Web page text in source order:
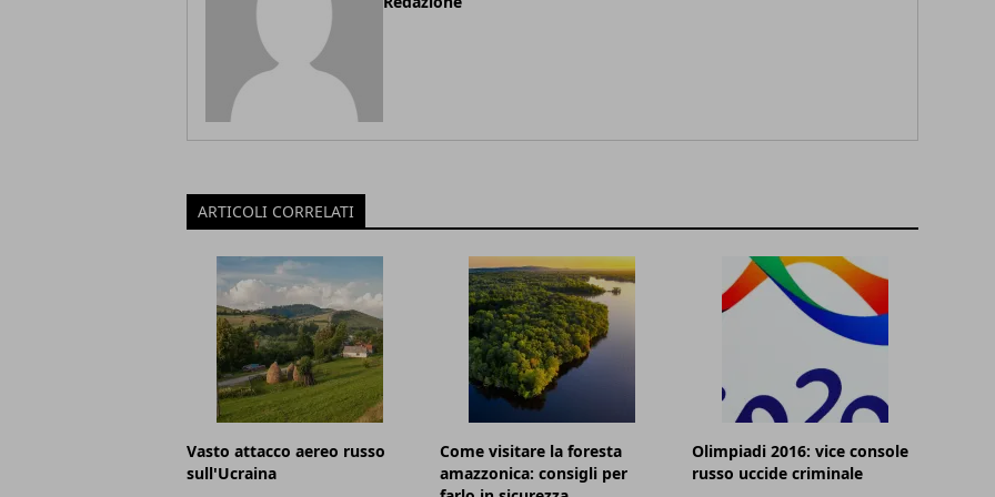
ARTICOLI CORRELATI
Vasto attacco aereo russo
sull'Ucraina
Come visitare la foresta
amazzonica: consigli per
Olimpiadi 2016: vice console
russo uccide criminale